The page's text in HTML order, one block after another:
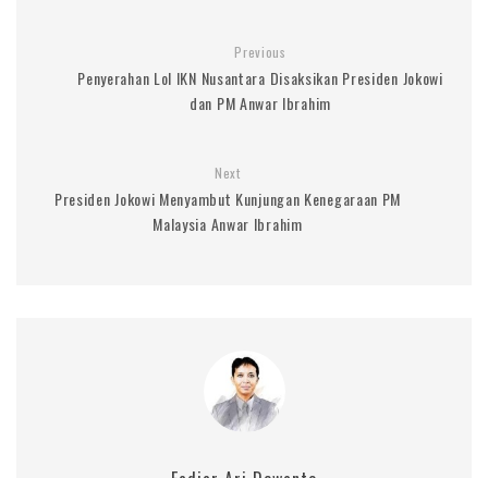
Previous
Penyerahan LoI IKN Nusantara Disaksikan Presiden Jokowi
dan PM Anwar Ibrahim
Next
Presiden Jokowi Menyambut Kunjungan Kenegaraan PM
Malaysia Anwar Ibrahim